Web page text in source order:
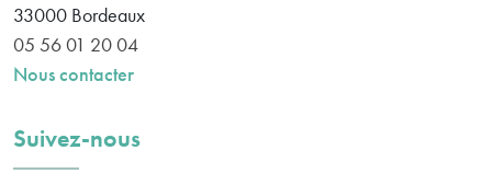
33000 Bordeaux
05 56 01 20 04
Nous contacter
Suivez-nous